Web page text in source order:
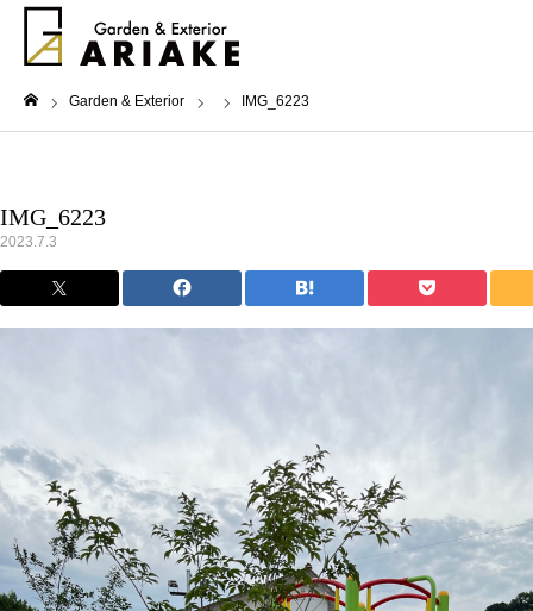
Garden & Exterior IMG_6223
IMG_6223
2023.7.3